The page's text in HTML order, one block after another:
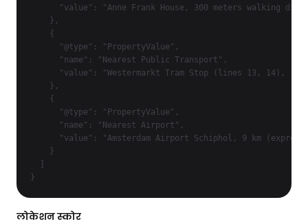
"value": "Anne Frank House, 300 meters walking
    },
    {
      "@type": "PropertyValue",
      "name": "Nearest Public Transport",
"value": "Westermarkt Tram Stop (lines 13, 14),
    },
    {
      "@type": "PropertyValue",
      "name": "Nearest Airport",
"value": "Amsterdam Airport Schiphol, 9 km
    }
}
लोकेशन स्कोर